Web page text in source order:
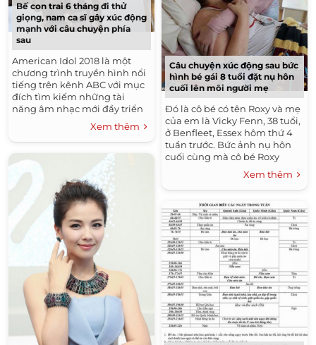
Bế con trai 6 tháng đi thử
giọng, nam ca sĩ gây xúc động
mạnh với câu chuyện phía
sau
American Idol 2018 là một
chương trình truyền hình nổi
tiếng trên kênh ABC với mục
đích tìm kiếm những tài
năng âm nhạc mới đầy triển
vọng. Vào tập phát sóng diễn
ra tối ngày hôm qua 19/3,...
Xem thêm
Câu chuyện xúc động sau bức
hình bé gái 8 tuổi đặt nụ hôn
cuối lên môi người mẹ
Đó là cô bé có tên Roxy và mẹ
của em là Vicky Fenn, 38 tuổi,
ở Benfleet, Essex hôm thứ 4
tuần trước. Bức ảnh nụ hôn
cuối cùng mà cô bé Roxy
dành cho người mẹ của mình
Xem thêm